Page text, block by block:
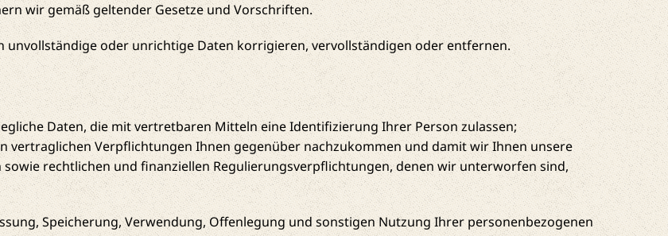
wir gemäß geltender Gesetze und Vorschriften.
unvollständige oder unrichtige Daten korrigieren, vervollständigen oder entfernen.
Daten, die mit vertretbaren Mitteln eine Identifizierung Ihrer Person zulassen;
vertraglichen Verpflichtungen Ihnen gegenüber nachzukommen und damit wir Ihnen unsere
rechtlichen und finanziellen Regulierungsverpflichtungen, denen wir unterworfen sind,
Speicherung, Verwendung, Offenlegung und sonstigen Nutzung Ihrer personenbezogenen